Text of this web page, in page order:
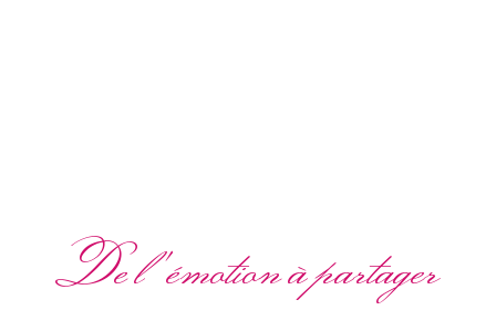
De l'émotion à partager